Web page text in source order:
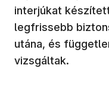
interjúkat
legfrissebb
utána, és
vizsgáltak.